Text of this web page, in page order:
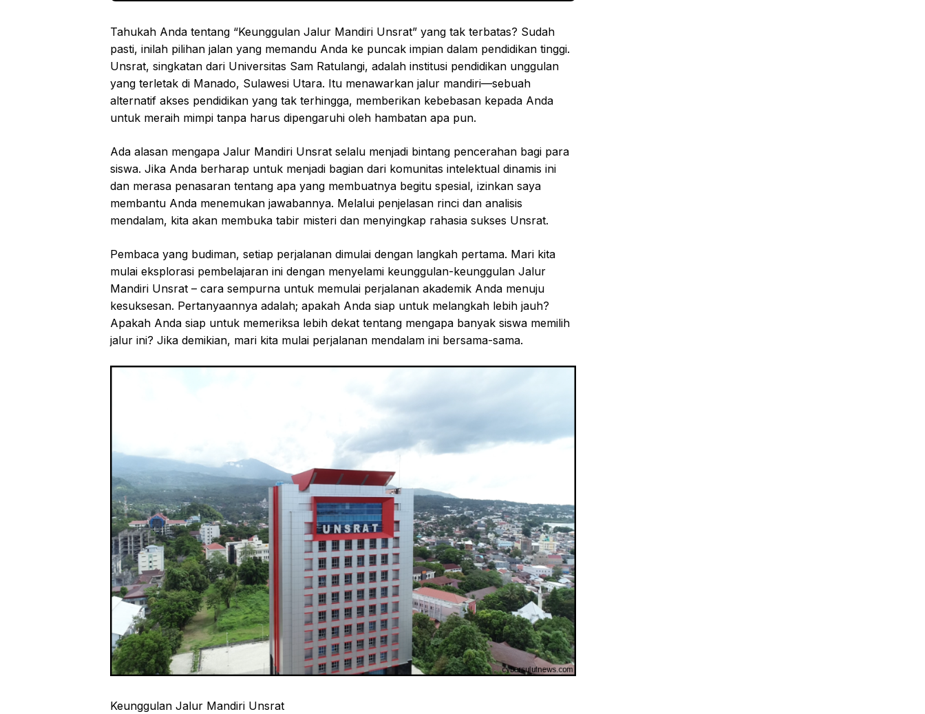
Tahukah Anda tentang “Keunggulan Jalur Mandiri Unsrat” yang tak terbatas? Sudah
pasti, inilah pilihan jalan yang memandu Anda ke puncak impian dalam pendidikan tinggi.
Unsrat, singkatan dari Universitas Sam Ratulangi, adalah institusi pendidikan unggulan
yang terletak di Manado, Sulawesi Utara. Itu menawarkan jalur mandiri—sebuah
alternatif akses pendidikan yang tak terhingga, memberikan kebebasan kepada Anda
untuk meraih mimpi tanpa harus dipengaruhi oleh hambatan apa pun.
Ada alasan mengapa Jalur Mandiri Unsrat selalu menjadi bintang pencerahan bagi para
siswa. Jika Anda berharap untuk menjadi bagian dari komunitas intelektual dinamis ini
dan merasa penasaran tentang apa yang membuatnya begitu spesial, izinkan saya
membantu Anda menemukan jawabannya. Melalui penjelasan rinci dan analisis
mendalam, kita akan membuka tabir misteri dan menyingkap rahasia sukses Unsrat.
Pembaca yang budiman, setiap perjalanan dimulai dengan langkah pertama. Mari kita
mulai eksplorasi pembelajaran ini dengan menyelami keunggulan-keunggulan Jalur
Mandiri Unsrat – cara sempurna untuk memulai perjalanan akademik Anda menuju
kesuksesan. Pertanyaannya adalah; apakah Anda siap untuk melangkah lebih jauh?
Apakah Anda siap untuk memeriksa lebih dekat tentang mengapa banyak siswa memilih
jalur ini? Jika demikian, mari kita mulai perjalanan mendalam ini bersama-sama.
Keunggulan Jalur Mandiri Unsrat